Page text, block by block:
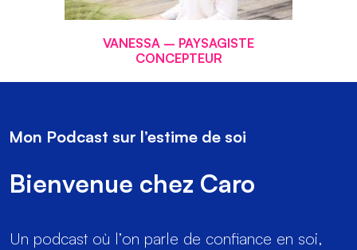
VANESSA – PAYSAGISTE
CONCEPTEUR
Mon Podcast sur l’estime de soi
Bienvenue chez Caro
Un podcast où l’on parle de confiance en soi,